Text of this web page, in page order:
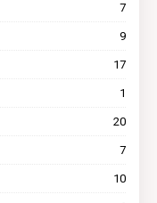
7
9
17
1
20
7
10